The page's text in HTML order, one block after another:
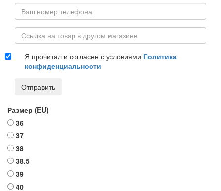
Я прочитал и согласен с условиями Политика
конфиденциальности
Отправить
Размер (EU)
36
37
38
38.5
39
40